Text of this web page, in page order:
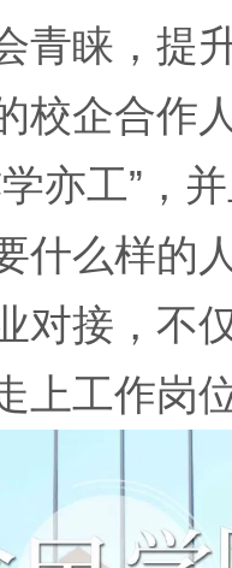
青睐，提
校企合作
亦工”，
什么样的
对接，不
上工作岗